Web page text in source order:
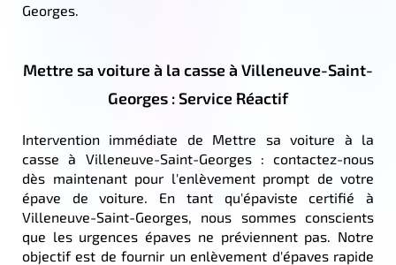
Georges.
Mettre sa voiture à la casse à Villeneuve-Saint-
Georges : Service Réactif
Intervention immédiate de Mettre sa voiture à la
casse à Villeneuve-Saint-Georges : contactez-nous
dès maintenant pour l'enlèvement prompt de votre
épave de voiture. En tant qu'épaviste certifié à
Villeneuve-Saint-Georges, nous sommes conscients
que les urgences épaves ne préviennent pas. Notre
objectif est de fournir un enlèvement d'épaves rapide